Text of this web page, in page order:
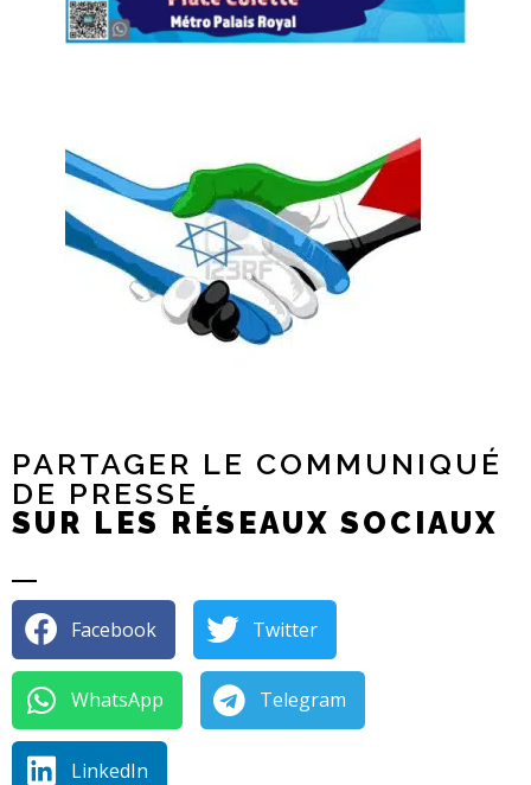
PARTAGER LE COMMUNIQUÉ
DE PRESSE
SUR LES RÉSEAUX SOCIAUX
Facebook Twitter
WhatsApp Telegram
LinkedIn